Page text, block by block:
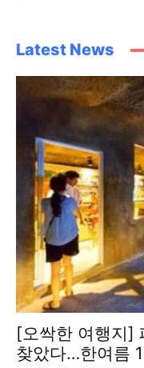
Latest News
[오싹한 여행지]
찾았다…한여름